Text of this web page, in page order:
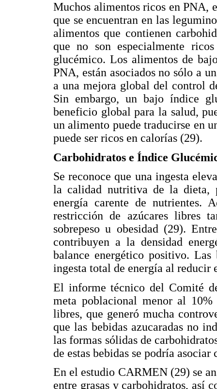
Muchos alimentos ricos en PNA,
que se encuentran en las
alimentos que contienen
que no son especialmente
glucémico. Los alimentos de
PNA, están asociados no sólo a
a una mejora global del control
Sin embargo, un bajo índice
beneficio global para la salud,
un alimento puede traducirse en
puede ser ricos en calorías (29).
Carbohidratos e Índice
Se reconoce que una ingesta
la calidad nutritiva de la dieta,
energía carente de nutrientes.
restricción de azúcares libres
sobrepeso u obesidad (29).
contribuyen a la densidad
balance energético positivo.
ingesta total de energía al
El informe técnico del Comité
meta poblacional menor al
libres, que generó mucha
que las bebidas azucaradas no
las formas sólidas de
de estas bebidas se podría
En el estudio CARMEN (29) se
entre grasas y carbohidratos, así